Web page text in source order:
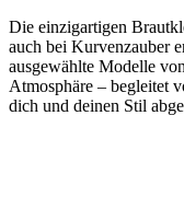
Die einzigartigen
auch bei Kurvenzauber
ausgewählte Modelle
Atmosphäre – begleitet
dich und deinen Stil